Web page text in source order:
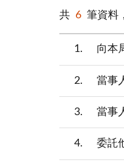
共 6 筆資料
1 向本
2 當事
3 當事
4 委託